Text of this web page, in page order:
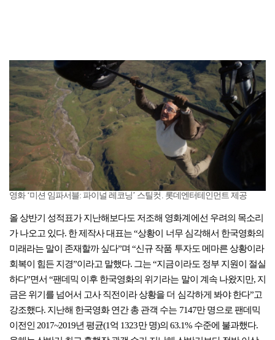
영화 ‘미션 임파서블: 파이널 레코닝’ 스틸컷. 롯데엔터테인먼트 제공
올 상반기 성적표가 지난해보다도 저조해 영화계에선 우려의 목소리
가 나오고 있다. 한 제작사 대표는 “상황이 너무 심각해서 한국영화의
미래라는 말이 존재할까 싶다”며 “신규 작품 투자도 메마른 상황이라
회복이 힘든 지경”이라고 말했다. 그는 “지금이라도 정부 지원이 절실
하다”면서 “팬데믹 이후 한국영화의 위기라는 말이 계속 나왔지만, 지
금은 위기를 넘어서 고사 직전이라 상황을 더 심각하게 봐야 한다”고
강조했다. 지난해 한국영화 연간 총 관객 수는 7147만 명으로 팬데믹
이전인 2017~2019년 평균(1억 1323만 명)의 63.1% 수준에 불과했다.